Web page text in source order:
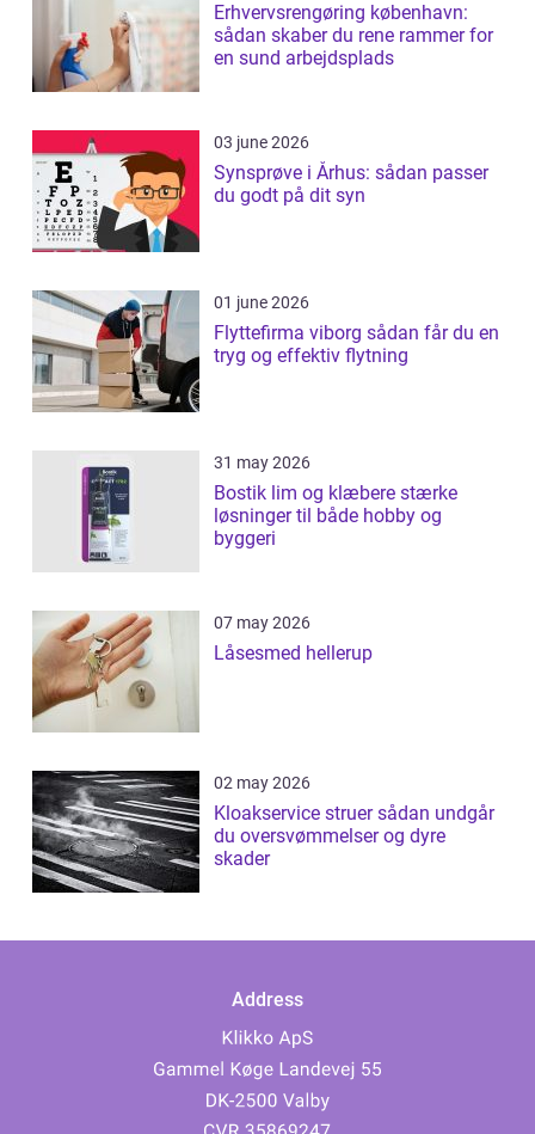
Erhvervsrengøring københavn:
sådan skaber du rene rammer for
en sund arbejdsplads
03 june 2026
Synsprøve i Århus: sådan passer
du godt på dit syn
01 june 2026
Flyttefirma viborg sådan får du en
tryg og effektiv flytning
31 may 2026
Bostik lim og klæbere stærke
løsninger til både hobby og
byggeri
07 may 2026
Låsesmed hellerup
02 may 2026
Kloakservice struer sådan undgår
du oversvømmelser og dyre
skader
Address